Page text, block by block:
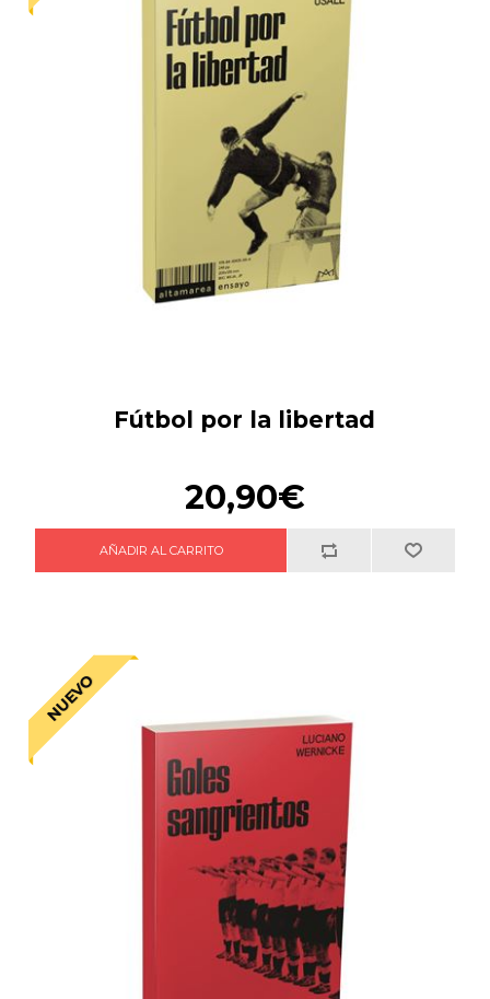
Fútbol por la libertad
20,90€
NUEVO